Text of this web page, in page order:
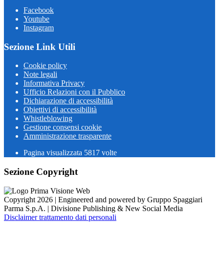
Facebook
Youtube
Instagram
Sezione Link Utili
Cookie policy
Note legali
Informativa Privacy
Ufficio Relazioni con il Pubblico
Dichiarazione di accessibilità
Obiettivi di accessibilità
Whistleblowing
Gestione consensi cookie
Amministrazione trasparente
Pagina visualizzata 5817 volte
Sezione Copyright
Copyright 2026 | Engineered and powered by Gruppo Spaggiari
Parma S.p.A. | Divisione Publishing & New Social Media
Disclaimer trattamento dati personali